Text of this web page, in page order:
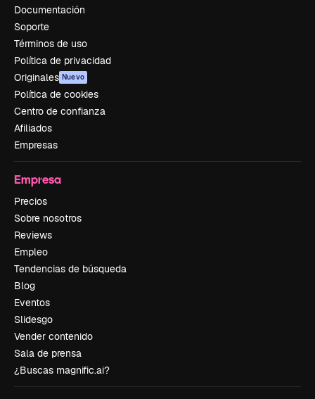
Documentación
Soporte
Términos de uso
Política de privacidad
Originales Nuevo
Política de cookies
Centro de confianza
Afiliados
Empresas
Empresa
Precios
Sobre nosotros
Reviews
Empleo
Tendencias de búsqueda
Blog
Eventos
Slidesgo
Vender contenido
Sala de prensa
¿Buscas magnific.ai?